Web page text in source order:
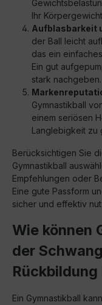
Ihr
Aufblasbarkeit
der Ball leicht
das ein
Ein gut
stark nachgeben.
Gymnastikball
einem seriösen
Langlebigkeit zu
Berücksichtigen Sie
Gymnastikball
Empfehlungen oder
Eine gute Passform
sicher und effektiv
Wie können
der
Rückbildung
Ein Gymnastikball